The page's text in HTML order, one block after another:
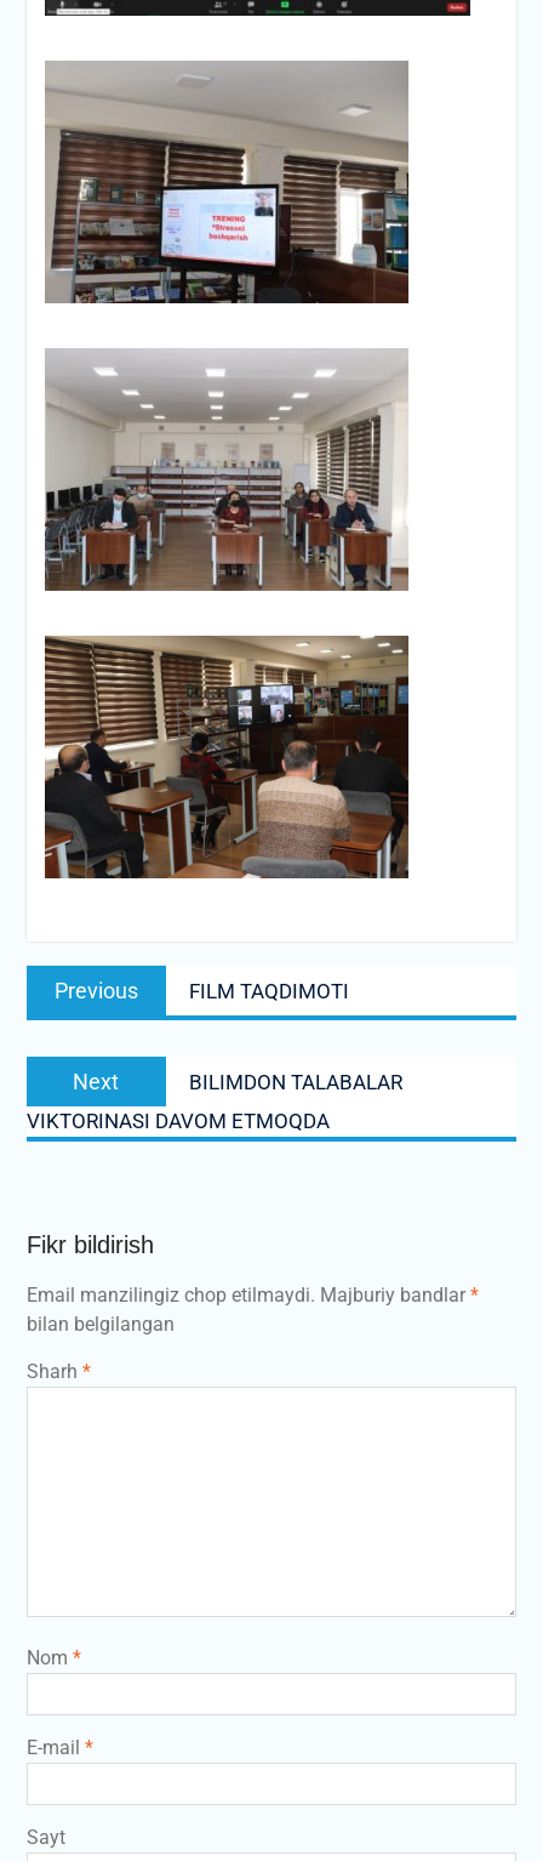
Post
menyusi
Previous
post:
FILM TAQDIMOTI
Next
post:
BILIMDON TALABALAR
VIKTORINASI DAVOM ETMOQDA
Fikr bildirish
Email manzilingiz chop etilmaydi. Majburiy bandlar*
bilan belgilangan
Sharh *
Nom *
E-mail *
Sayt